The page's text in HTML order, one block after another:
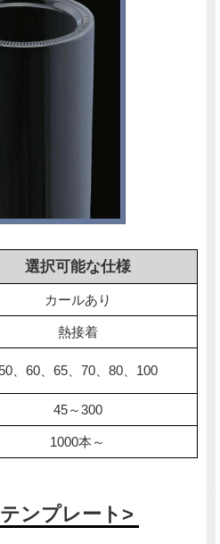
選択可能な仕様
カールあり
熱接着
、60、65、70、80、100
45～300
1000本～
ンプレート>